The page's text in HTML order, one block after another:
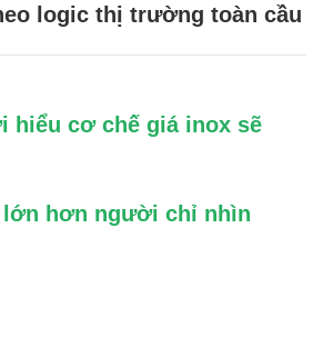
logic thị trường toàn cầu
hiểu cơ chế giá inox sẽ
hơn người chỉ nhìn